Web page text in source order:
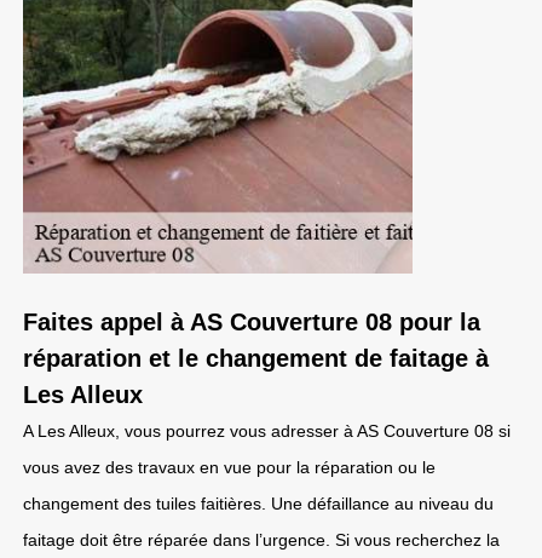
Faites appel à AS Couverture 08 pour la
réparation et le changement de faitage à
Les Alleux
A Les Alleux, vous pourrez vous adresser à AS Couverture 08 si
vous avez des travaux en vue pour la réparation ou le
changement des tuiles faitières. Une défaillance au niveau du
faitage doit être réparée dans l’urgence. Si vous recherchez la